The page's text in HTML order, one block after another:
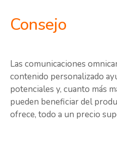
Consejo
Las comunicaciones
contenido personalizado
potenciales y, cuanto más
pueden beneficiar del
ofrece, todo a un precio